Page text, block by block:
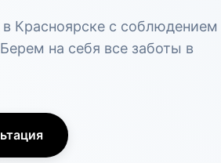
Красноярске с соблюдением
на себя все заботы в